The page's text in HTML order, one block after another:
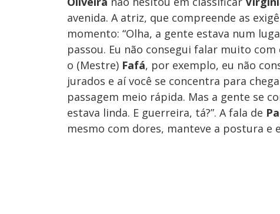
avenida. A atriz, que compreende as
momento: “Olha, a gente estava num
passou. Eu não consegui falar muito
o (Mestre) Fafá, por exemplo, eu não
jurados e aí você se concentra para
passagem meio rápida. Mas a gente se
estava linda. E guerreira, tá?”. A fala de
mesmo com dores, manteve a postura